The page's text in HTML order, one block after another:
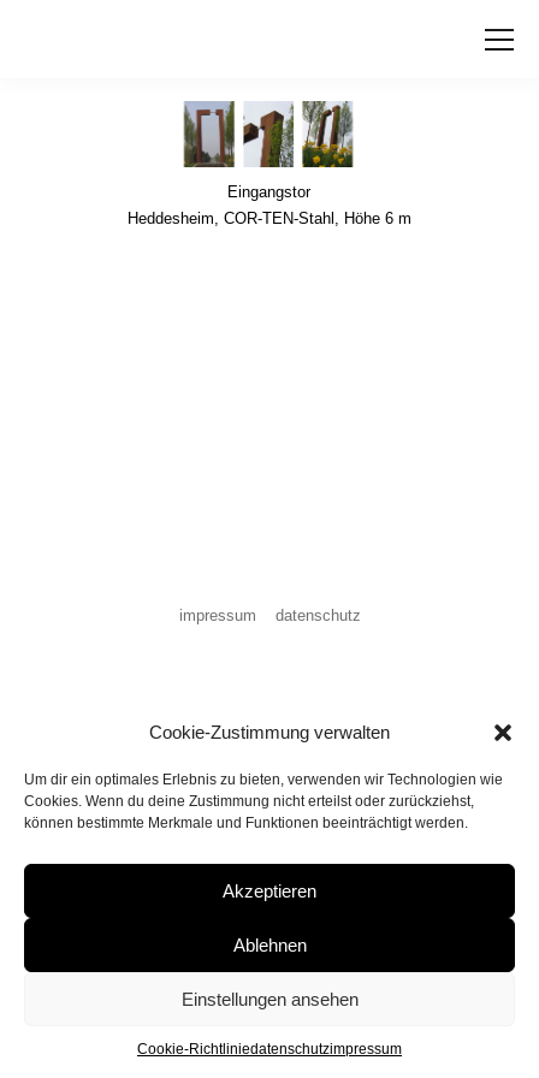
Cookie-Zustimmung verwalten
Um dir ein optimales Erlebnis zu bieten, verwenden wir Technologien wie
Cookies. Wenn du deine Zustimmung nicht erteilst oder zurückziehst,
können bestimmte Merkmale und Funktionen beeinträchtigt werden.
Akzeptieren
Ablehnen
Einstellungen ansehen
Cookie-Richtliniedatenschutzimpressum
Eingangstor
Heddesheim, COR-TEN-Stahl, Höhe 6 m
impressum datenschutz